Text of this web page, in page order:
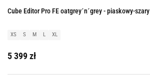
Cube Editor Pro FE oatgrey´n´grey - piaskowy-szary
XS S M L XL
5 399 zł